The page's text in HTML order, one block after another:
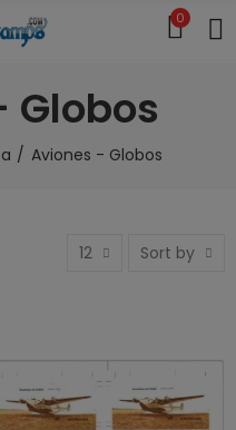
0
Globos
Aviones - Globos
12 Sort by